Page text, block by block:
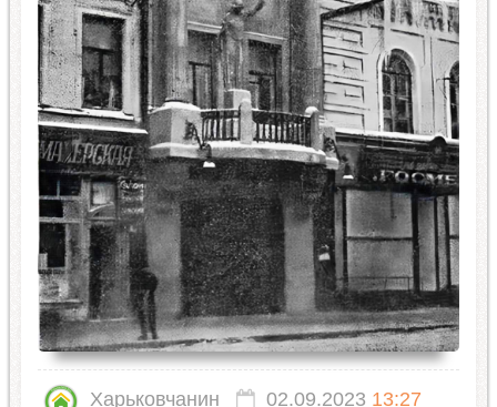
Харьковчанин 02.09.2023 13:27